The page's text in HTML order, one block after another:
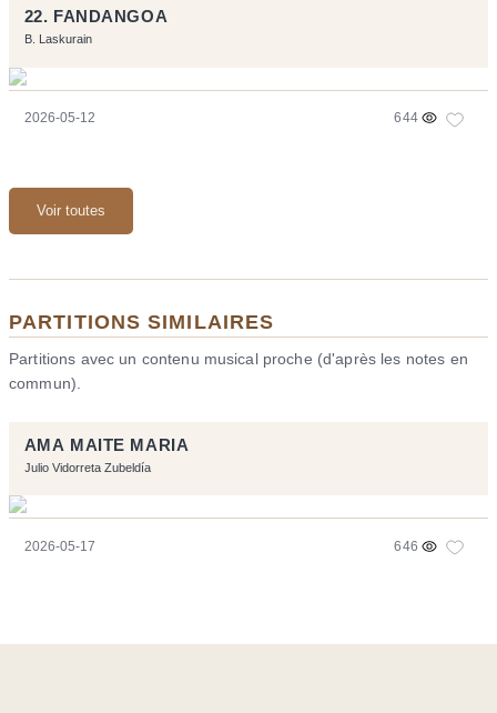
22. FANDANGOA
B. Laskurain
2026-05-12 644
Voir toutes
PARTITIONS SIMILAIRES
Partitions avec un contenu musical proche (d'après les notes en
commun).
AMA MAITE MARIA
Julio Vidorreta Zubeldía
2026-05-17 646